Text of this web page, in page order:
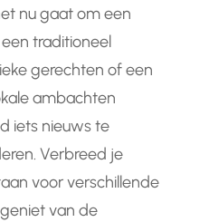
nu gaat om een
traditioneel
gerechten of een
ambachten
iets nieuws te
Verbreed je
voor verschillende
van de